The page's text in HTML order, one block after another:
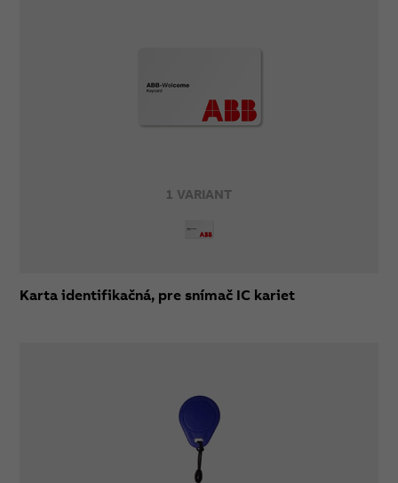
1 VARIANT
Karta identifikačná, pre snímač IC kariet